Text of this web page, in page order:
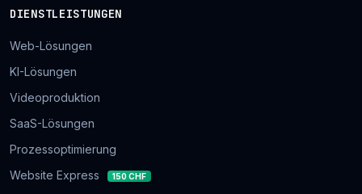
DIENSTLEISTUNGEN
Web-Lösungen
KI-Lösungen
Videoproduktion
SaaS-Lösungen
Prozessoptimierung
Website Express
150 CHF